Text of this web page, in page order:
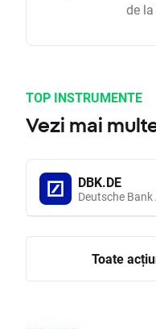
de
TOP INSTRUMENTE
Vezi mai
DBK.DE
Deutsche Bank
Toate